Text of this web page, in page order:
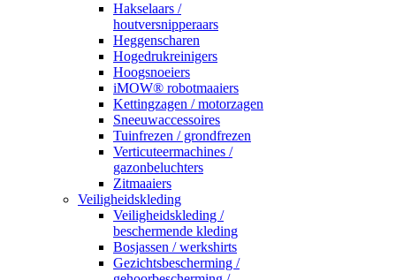
Hakselaars /
houtversnipperaars
Heggenscharen
Hogedrukreinigers
Hoogsnoeiers
iMOW® robotmaaiers
Kettingzagen / motorzagen
Sneeuwaccessoires
Tuinfrezen / grondfrezen
Verticuteermachines /
gazonbeluchters
Zitmaaiers
Veiligheidskleding
Veiligheidskleding /
beschermende kleding
Bosjassen / werkshirts
Gezichtsbescherming /